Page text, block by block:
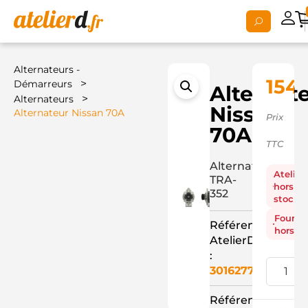
Alternateurs -
Démarreurs
>
Alternateurs >
Alternateur Nissan 70A
Nissan
70A
Alternateur
TRA-
352
Référence
AtelierD
:
3016277
Référence
Prix
TTC
Atelier
hors
stock
hors